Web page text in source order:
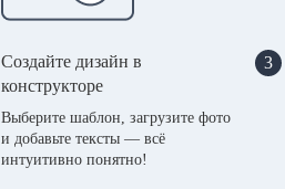
Создайте дизайн в
конструкторе
Выберите шаблон, загрузите фото
и добавьте тексты — всё
интуитивно понятно!
3